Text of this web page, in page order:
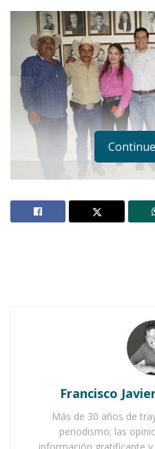
en su despacho del
comisión proveniente
Notas Relacionadas
Ahuacatlán celebrá el día
chocolate
Francisco
Más de 30 años de
periodismo; las